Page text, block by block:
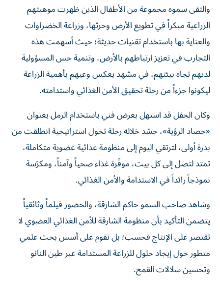
والتقى سموه مجموعة من الأطفال الذين ظهرت موهبتهم
الزراعية مبكراً في تطويع الأرض وحرثها، وزراعة الخضراوات
والعناية بها باستخدام تقنيات حديثة؛ حيث أسهمت هذه
التجارب في تعزيز ارتباطهم بالأرض، وتنمية حس المسؤولية
لديهم تجاه بيئتهم، في مشهد يعكس وعيهم بأهمية الزراعة
ليكونوا جزءاً من رحلة تحقيق الأمن الغذائي واستدامته.
وكان الحفل قد استهل بعرض فني باستخدام الرمل بعنوان
«حصاد الرؤية»، جسّد خلاله رحلة تحول استراتيجية انطلقت من
بذرة أولى، لترتقي اليوم إلى منظومة غذائية عضوية متكاملة،
تمتد لتصل إلى كل بيت، موفّرة غذاء صحياً وآمناً، ومكرّسة
نموذجاً رائداً في الاستدامة والأمن الغذائي.
وشاهد صاحب السمو حاكم الشارقة، والحضور فيلماً وثائقياً
يتضمن التأكيد بأن منظومة الشارقة للأمن الغذائي العضوي لا
تقتصر على الإنتاج فحسب؛ بل تقوم على أسس بحث علمي
متطور حول إيجاد حلول للزراعة المستدامة عبر طين النانو
وتحسين سلالات القمح.